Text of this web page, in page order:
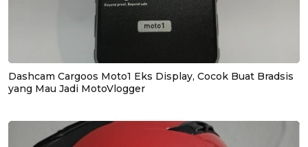
Dashcam Cargoos Moto1 Eks Display, Cocok Buat Bradsis
yang Mau Jadi MotoVlogger